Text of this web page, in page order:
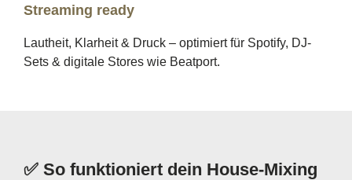
Streaming ready
Lautheit, Klarheit & Druck – optimiert für Spotify, DJ-
Sets & digitale Stores wie Beatport.
✅ So funktioniert dein House-Mixing